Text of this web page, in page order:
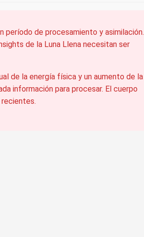
período de procesamiento y asimilación.
de la Luna Llena necesitan ser
de la energía física y un aumento de la
información para procesar. El cuerpo